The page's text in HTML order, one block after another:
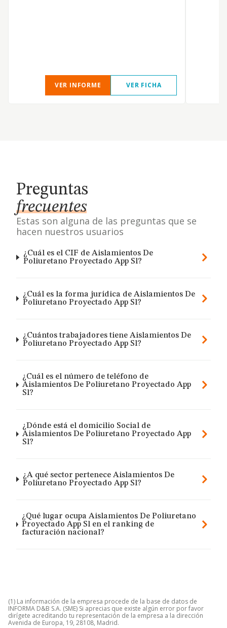
VER INFORME VER FICHA
Preguntas
frecuentes
Estas son alguna de las preguntas que se
hacen nuestros usuarios
¿Cuál es el CIF de Aislamientos De
Poliuretano Proyectado App Sl?
¿Cuál es la forma jurídica de Aislamientos De
Poliuretano Proyectado App Sl?
¿Cuántos trabajadores tiene Aislamientos De
Poliuretano Proyectado App Sl?
¿Cuál es el número de teléfono de
Aislamientos De Poliuretano Proyectado App
Sl?
¿Dónde está el domicilio Social de
Aislamientos De Poliuretano Proyectado App
Sl?
¿A qué sector pertenece Aislamientos De
Poliuretano Proyectado App Sl?
¿Qué lugar ocupa Aislamientos De Poliuretano
Proyectado App Sl en el ranking de
facturación nacional?
(1) La información de la empresa procede de la base de datos de
INFORMA D&B S.A. (SME) Si aprecias que existe algún error por favor
dirígete acreditando tu representación de la empresa a la dirección
Avenida de Europa, 19, 28108, Madrid.